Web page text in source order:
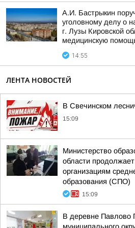
А.И. Бастрыкин
уголовному делу о
г. Лузы Кировской
медицинскую
14:55
ЛЕНТА НОВОСТЕЙ
В Свечинском
15:09
Министерство
области
организациям
образования (СПО)
15:09
В деревне Павлово